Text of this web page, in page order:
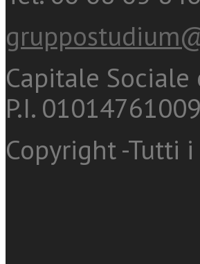
Capitale Sociale
P.I.
Copyright -Tutti